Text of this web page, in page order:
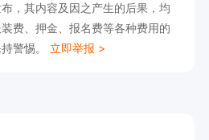
，其内容及因之产生的后果，均
费、押金、报名费等各种费用的
警惕。 立即举报 >